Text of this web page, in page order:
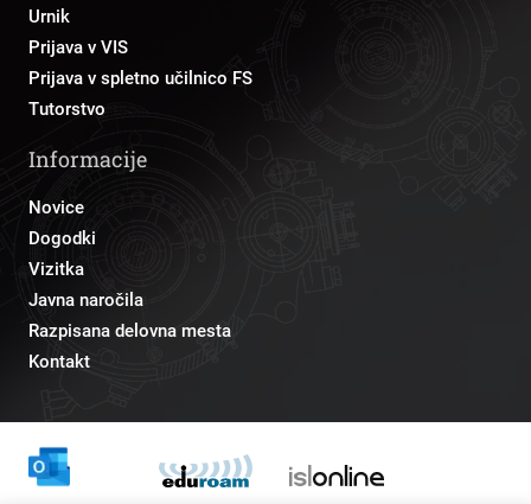
Urnik
Prijava v VIS
Prijava v spletno učilnico FS
Tutorstvo
Informacije
Novice
Dogodki
Vizitka
Javna naročila
Razpisana delovna mesta
Kontakt